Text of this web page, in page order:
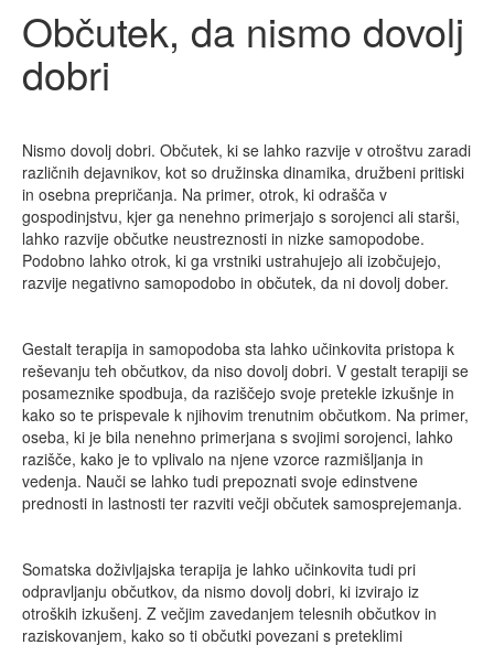
Občutek, da nismo dovolj
dobri
Nismo dovolj dobri. Občutek, ki se lahko razvije v otroštvu zaradi
različnih dejavnikov, kot so družinska dinamika, družbeni pritiski
in osebna prepričanja. Na primer, otrok, ki odrašča v
gospodinjstvu, kjer ga nenehno primerjajo s sorojenci ali starši,
lahko razvije občutke neustreznosti in nizke samopodobe.
Podobno lahko otrok, ki ga vrstniki ustrahujejo ali izobčujejo,
razvije negativno samopodobo in občutek, da ni dovolj dober.
Gestalt terapija in samopodoba sta lahko učinkovita pristopa k
reševanju teh občutkov, da niso dovolj dobri. V gestalt terapiji se
posameznike spodbuja, da raziščejo svoje pretekle izkušnje in
kako so te prispevale k njihovim trenutnim občutkom. Na primer,
oseba, ki je bila nenehno primerjana s svojimi sorojenci, lahko
razišče, kako je to vplivalo na njene vzorce razmišljanja in
vedenja. Nauči se lahko tudi prepoznati svoje edinstvene
prednosti in lastnosti ter razviti večji občutek samosprejemanja.
Somatska doživljajska terapija je lahko učinkovita tudi pri
odpravljanju občutkov, da nismo dovolj dobri, ki izvirajo iz
otroških izkušenj. Z večjim zavedanjem telesnih občutkov in
raziskovanjem, kako so ti občutki povezani s preteklimi